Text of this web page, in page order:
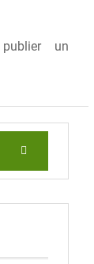
un